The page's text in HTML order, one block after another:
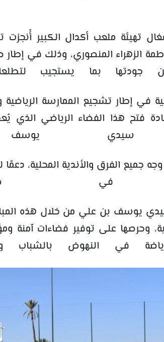
تهيئة ملعب أكدال الكبير
الزهراء المنصوري، وذلك في إطار
جودتها بما يستجيب
في إطار تشجيع الممارسة الرياضية
فتح هذا الفضاء الرياضي الذي
سيدي
جميع الفرق والأندية المحلية،
في
يوسف بن علي من خلال هذه
وحرصها على توفير فضاءات آمنة
في النهوض بالشباب